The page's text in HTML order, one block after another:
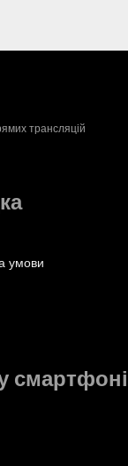
трансляцій
умови
смартфоні